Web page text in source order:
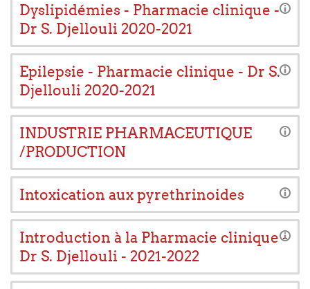
Dyslipidémies - Pharmacie clinique -
Dr S. Djellouli 2020-2021
Epilepsie - Pharmacie clinique - Dr S.
Djellouli 2020-2021
INDUSTRIE PHARMACEUTIQUE
/PRODUCTION
Intoxication aux pyrethrinoides
Introduction à la Pharmacie clinique -
Dr S. Djellouli - 2021-2022